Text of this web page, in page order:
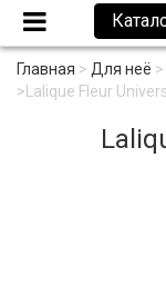
Главная > Для неё >
> Lalique Fleur